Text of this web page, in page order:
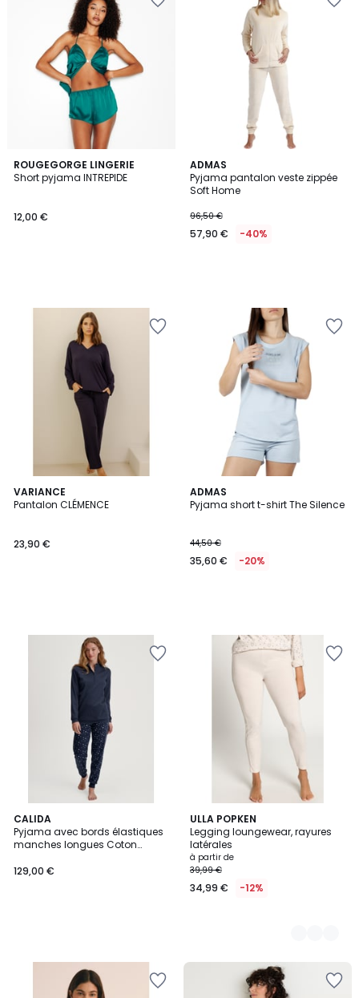
ROUGEGORGE LINGERIE
Short pyjama INTREPIDE
12,00 €
ADMAS
Pyjama pantalon veste zippée
Soft Home
96,50 €
57,90 € -40%
VARIANCE
Pantalon CLÉMENCE
23,90 €
ADMAS
Pyjama short t-shirt The Silence
44,50 €
35,60 € -20%
CALIDA
Pyjama avec bords élastiques
manches longues Coton
129,00 €
ULLA POPKEN
Legging loungewear, rayures
latérales
à partir de
39,99 €
34,99 € -12%
3
Couleurs